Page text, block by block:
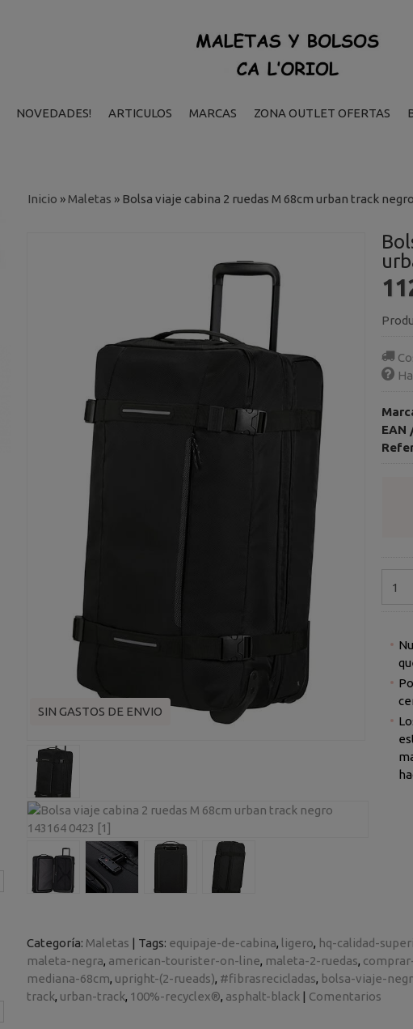
NOVEDADES! ARTICULOS MARCAS ZONA OUTLET OFERTAS
Inicio »Maletas » Bolsa viaje cabina 2 ruedas M 68cm urban track
SIN GASTOS DE ENVIO
EAN
Los cuidados detalles exteriores, como
Categoría: Maletas | Tags: equipaje-de-cabina ligero hq-calidad-
maleta-negra american-tourister-on-line maleta-2-ruedas
mediana-68cm upright-(2-rueads) #fibrasrecicladas bolsa-viaje-
track urban-track 100%-recyclex® asphalt-black | Comentarios